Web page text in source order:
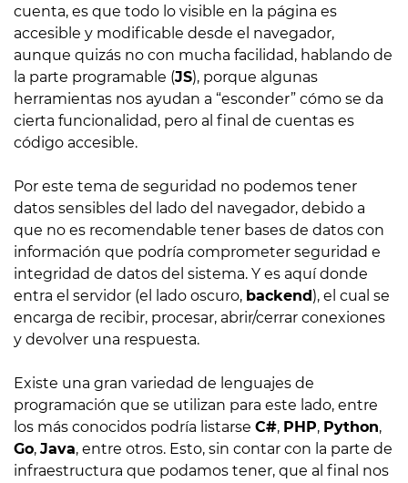
cuenta, es que todo lo visible en la página es
accesible y modificable desde el navegador,
aunque quizás no con mucha facilidad, hablando de
la parte programable (JS), porque algunas
herramientas nos ayudan a “esconder” cómo se da
cierta funcionalidad, pero al final de cuentas es
código accesible.
Por este tema de seguridad no podemos tener
datos sensibles del lado del navegador, debido a
que no es recomendable tener bases de datos con
información que podría comprometer seguridad e
integridad de datos del sistema. Y es aquí donde
entra el servidor (el lado oscuro, backend ), el cual se
encarga de recibir, procesar, abrir/cerrar conexiones
y devolver una respuesta.
Existe una gran variedad de lenguajes de
programación que se utilizan para este lado, entre
los más conocidos podría listarse C#, PHP, Python,
Go, Java, entre otros. Esto, sin contar con la parte de
infraestructura que podamos tener, que al final nos